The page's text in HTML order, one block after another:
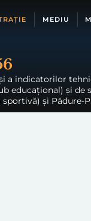
MEDIU
a indicatorilor
educațional) și
și